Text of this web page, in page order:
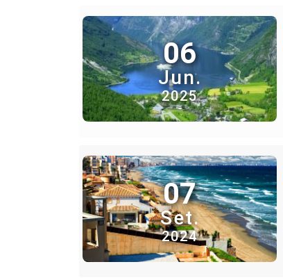
06
Jun.
2025
07
Set.
2024